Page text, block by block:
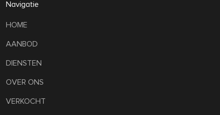
Navigatie
HOME
AANBOD
DIENSTEN
OVER ONS
VERKOCHT